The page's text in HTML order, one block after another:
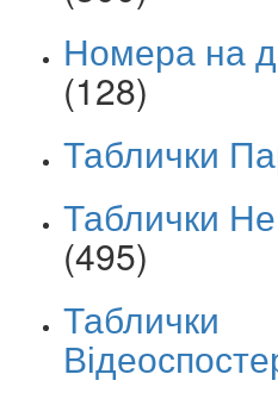
Номера на
(128)
Таблички
Таблички
(495)
Таблички